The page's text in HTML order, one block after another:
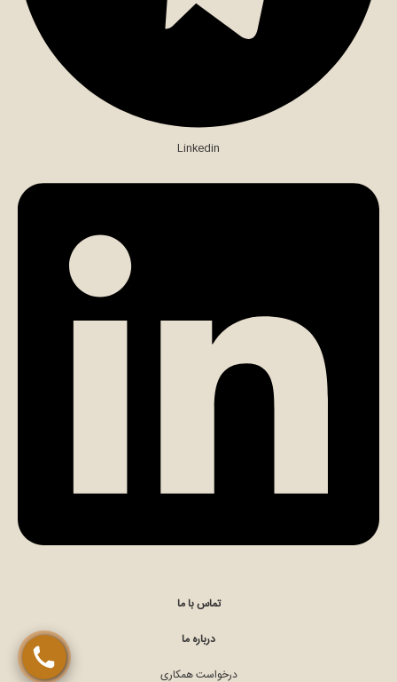
Linkedin
تماس با ما
درباره ما
درخواست همکاری
تماس مستقیم با کارشناس (الهام مومن)